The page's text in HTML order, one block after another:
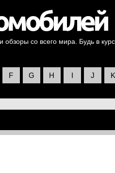
обзоры со всего мира. Будь в
F G H I J K